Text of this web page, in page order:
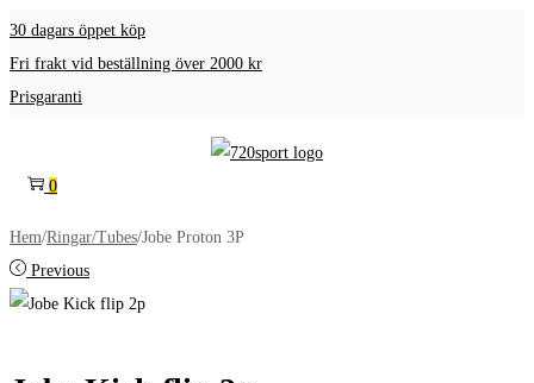
30 dagars öppet köp
Fri frakt vid beställning över 2000 kr
Prisgaranti
to
to 0
Hem/Ringar/Tubes/Jobe Proton 3P
Previous